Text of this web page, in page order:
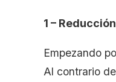
1 –
Empezando
Al contrario